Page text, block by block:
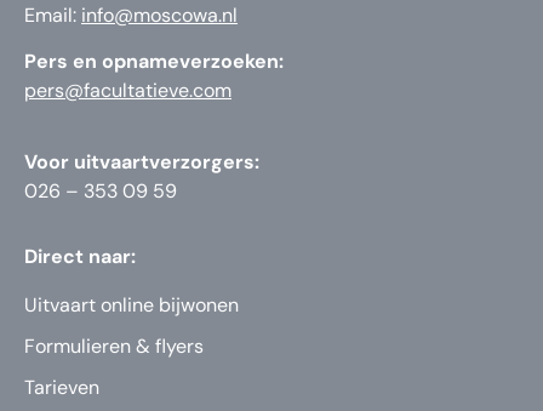
Email: info@moscowa.nl
Pers en opnameverzoeken:
pers@facultatieve.com
Voor uitvaartverzorgers:
026 – 353 09 59
Direct naar:
Uitvaart online bijwonen
Formulieren & flyers
Tarieven